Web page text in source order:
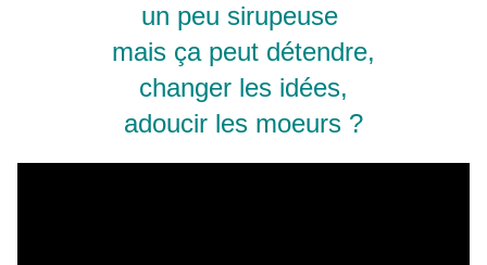
un peu sirupeuse
mais ça peut détendre,
changer les idées,
adoucir les moeurs ?